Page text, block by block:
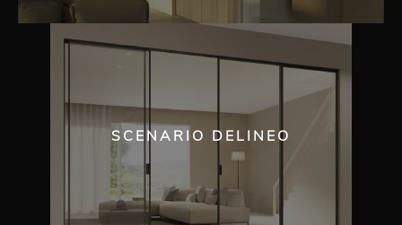
SCENARIO DELINEO